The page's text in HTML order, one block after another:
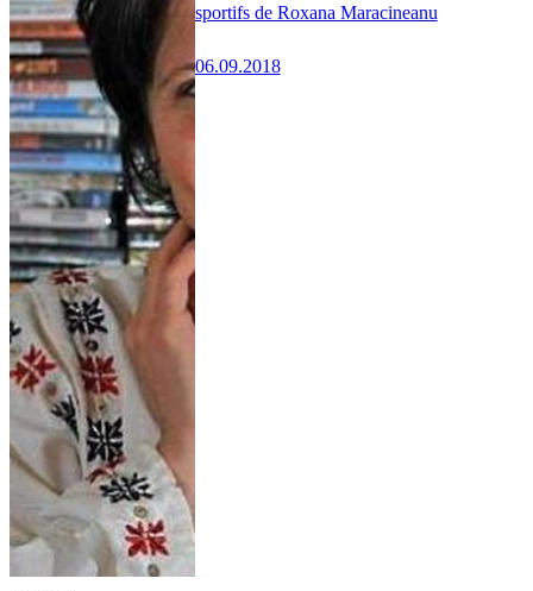
sportifs de Roxana Maracineanu
06.09.2018